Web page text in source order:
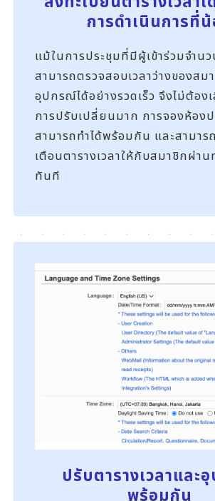
การดำเนินการที่
แม้ในการประชุมที่มีผู้เข้าร่วมจำ
สามารถตรวจสอบเวลาว่างของสม
อุปกรณ์ได้อย่างรวดเร็ว จึงไม่ต้องเ
การปรับเปลี่ยนมาก การจองห้อง
สามารถทำได้พร้อมกัน และสามาร
เตือนตารางเวลาให้กับสมาชิกผ่าน
ทันที
ปรับตารางเวลาและ